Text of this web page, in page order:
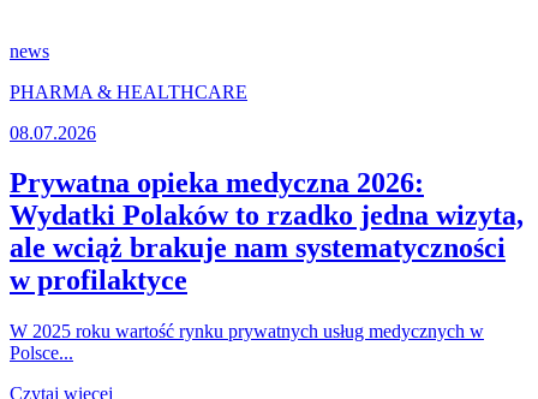
news
PHARMA & HEALTHCARE
08.07.2026
Prywatna opieka medyczna 2026:
Wydatki Polaków to rzadko jedna wizyta,
ale wciąż brakuje nam systematyczności
w profilaktyce
W 2025 roku wartość rynku prywatnych usług medycznych w
Polsce...
Czytaj więcej